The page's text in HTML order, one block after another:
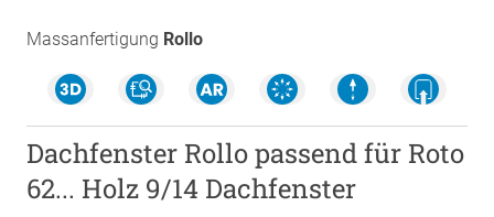
Massanfertigung Rollo
Dachfenster Rollo passend für Roto
62... Holz 9/14 Dachfenster